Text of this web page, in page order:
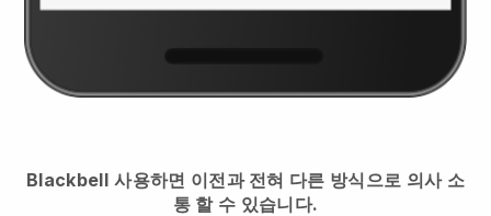
Blackbell 사용하면 이전과 전혀 다른 방식으로 의사 소
통 할 수 있습니다.